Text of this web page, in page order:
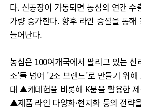
다. 신공장이 가동되면 농심의 연간 수
가량 증가한다. 향후 라인 증설을 통해
늘어난다.
농심은 100여개국에서 팔리고 있는
조'를 넘어 '2조 브랜드'로 만들기 위
대 ▲케데헌을 비롯해 K붐을 활용한
▲제품 라인 다양화·현지화 등의 전략